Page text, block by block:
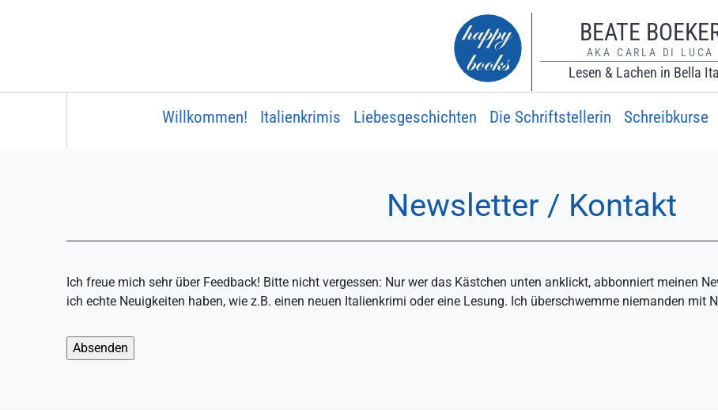
BEATE
AKA CARLA DI LUCA
Lesen & Lachen in Bella
Willkommen! Italienkrimis Liebesgeschichten Die Schriftstellerin Schreibkurse
Newsletter / Kontakt
Ich freue mich sehr über Feedback! Bitte nicht vergessen: Nur wer das Kästchen unten anklickt, abbonniert meinen
ich echte Neuigkeiten haben, wie z.B. einen neuen Italienkrimi oder eine Lesung. Ich überschwemme niemanden mit